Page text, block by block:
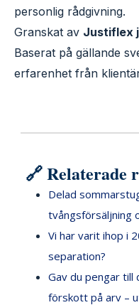
personlig rådgivning.
Granskat av Justiflex
Baserat på gällande
erfarenhet från
🔗 Relaterade
Delad
tvångsförsäljning
Vi har varit ihop i
separation?
Gav du pengar till
förskott på arv –